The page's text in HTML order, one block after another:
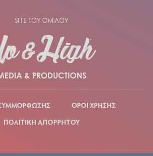
SITE ΤΟΥ ΟΜΙΛΟΥ
ΟΡΟΙ ΧΡΗΣΗΣ
ΠΟΛΙΤΙΚΗ ΑΠΟΡΡΗΤΟΥ